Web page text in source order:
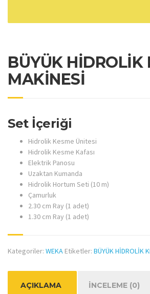
BÜYÜK HİDROLİK
MAKİNESİ
Set İçeriği
Hidrolik Kesme Ünitesi
Hidrolik Kesme Kafası
Elektrik Panosu
Uzaktan Kumanda
Hidrolik Hortum Seti (10 m)
Çamurluk
2.30 cm Ray (1 adet)
1.30 cm Ray (1 adet)
Kategoriler: WEKA Etiketler: BÜYÜK HİDROLİK
AÇIKLAMA İNCELEME (0)